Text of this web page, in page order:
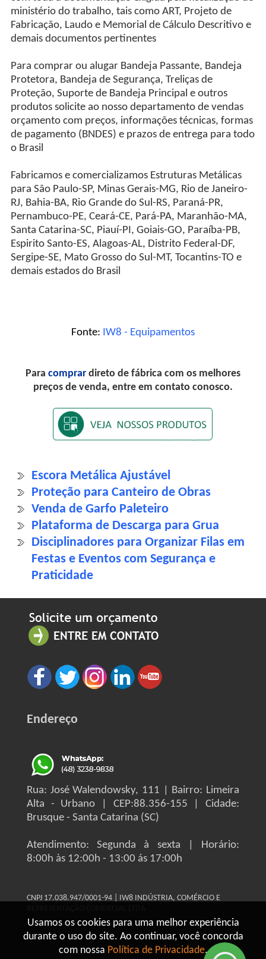
Usamos os cookies para uma melhor experiência
durante o uso do site. Ao continuar, você concorda
com nossa Política de Privacidade.
ministério do trabalho, tais como ART, Projeto de
Fabricação, Laudo e Memorial de Cálculo Descritivo e
demais documentos pertinentes
Para comprar ou alugar Bandeja Passante, Bandeja
Protetora, Bandeja de Segurança, Treliças de
Proteção, Suporte de Bandeja Principal e outros
produtos solicite ao nosso departamento de vendas
orçamento com preços, informações técnicas, formas
de pagamento (BNDES) e prazos de entrega para todo
o Brasil
Fabricamos e comercializamos Estruturas Metálicas
para São Paulo-SP, Minas Gerais-MG, Rio de Janeiro-
RJ, Bahia-BA, Rio Grande do Sul-RS, Paraná-PR,
Pernambuco-PE, Ceará-CE, Pará-PA, Maranhão-MA,
Santa Catarina-SC, Piauí-PI, Goiais-GO, Paraíba-PB,
Espirito Santo-ES, Alagoas-AL, Distrito Federal-DF,
Sergipe-SE, Mato Grosso do Sul-MT, Tocantins-TO e
demais estados do Brasil
Fonte: IW8 - Equipamentos
Para comprar direto de fábrica com os melhores
preços de venda, entre em contato conosco.
Escora Metálica Ajustável
Proteção para Canteiro de Obras
Venda de Garfo Paleteiro
Plataforma de Descarga para Grua
Disciplinadores para Organizar Filas em
Festas e Eventos com Segurança e
Praticidade
Endereço
Rua: José Walendowsky, 111 | Bairro: Limeira
Alta - Urbano | CEP:88.356-155 | Cidade:
Brusque - Santa Catarina (SC)
Atendimento: Segunda à sexta | Horário:
8:00h às 12:00h - 13:00 ás 17:00h
CNPJ 17.038.947/0001-94 | IW8 INDÚSTRIA, COMÉRCIO E